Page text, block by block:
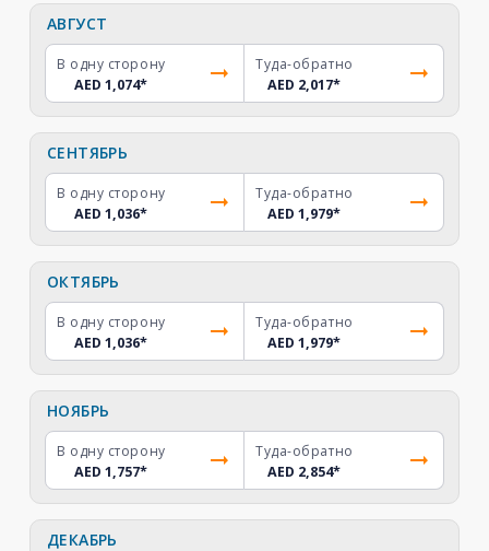
АВГУСТ
В одну сторону
AED 1,074*
Туда-обратно
AED 2,017*
СЕНТЯБРЬ
В одну сторону
AED 1,036*
Туда-обратно
AED 1,979*
ОКТЯБРЬ
В одну сторону
AED 1,036*
Туда-обратно
AED 1,979*
НОЯБРЬ
В одну сторону
AED 1,757*
Туда-обратно
AED 2,854*
ДЕКАБРЬ